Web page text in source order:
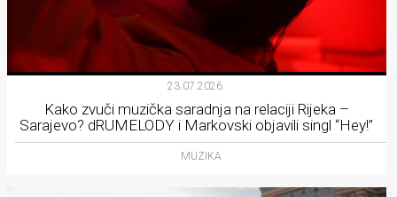
23.07.2026.
Kako zvuči muzička saradnja na relaciji Rijeka –
Sarajevo? dRUMELODY i Markovski objavili singl “Hey!”
MUZIKA